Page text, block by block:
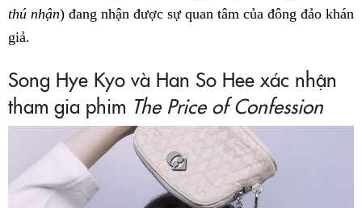
thú nhận) đang nhận được sự quan tâm của đông đảo khán
giả.
Song Hye Kyo và Han So Hee xác nhận
tham gia phim The Price of Confession